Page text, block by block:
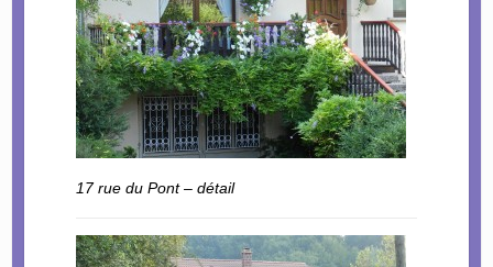
17 rue du Pont – détail